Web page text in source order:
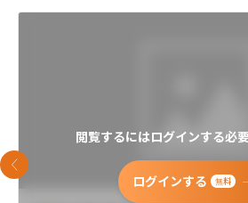
閲覧するにはログインする必
ログインする 無料
前のスライド